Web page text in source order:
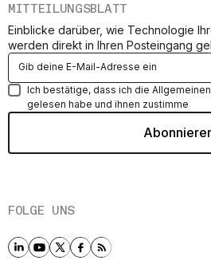
MITTEILUNGSBLATT
Einblicke darüber, wie Technologie
werden direkt in Ihren Posteingang
Ich bestätige, dass ich die
gelesen habe und ihnen zustimme
FOLGE UNS